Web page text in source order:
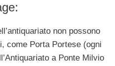
non possono
come Porta Portese (ogni
a Ponte Milvio